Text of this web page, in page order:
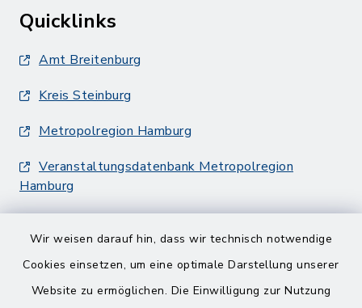
Wir weisen darauf hin, dass wir technisch notwendige
Cookies einsetzen, um eine optimale Darstellung unserer
Website zu ermöglichen. Die Einwilligung zur Nutzung
Quicklinks
Amt Breitenburg
Kreis Steinburg
Metropolregion Hamburg
Veranstaltungsdatenbank Metropolregion
Hamburg